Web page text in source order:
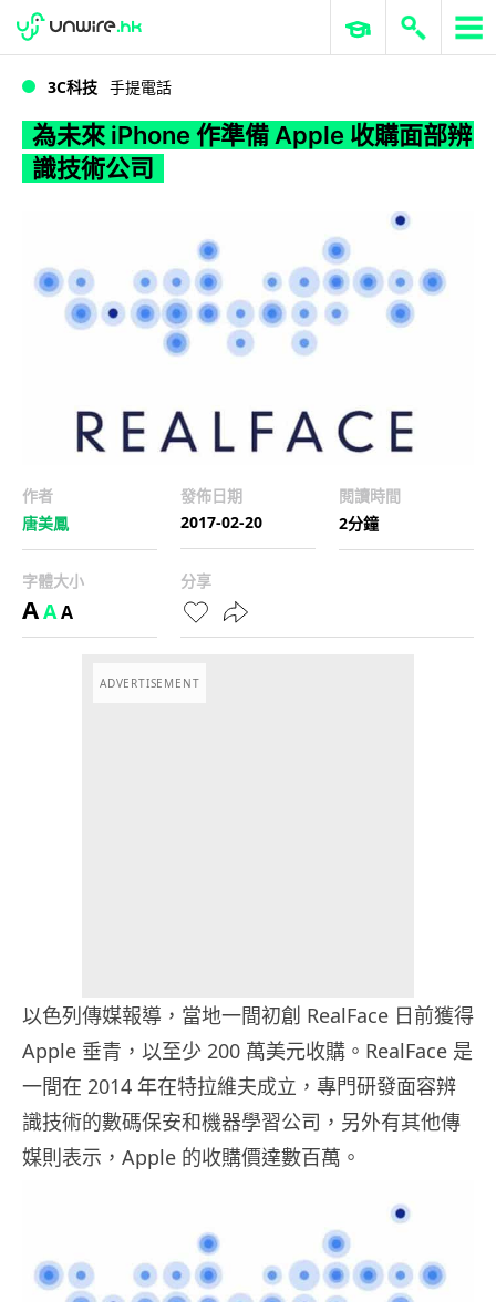
WWDC 2026 ERP 與商業 AI
3C科技 手提電話
為未來 iPhone 作準備 Apple 收購面部辨
識技術公司
作者
唐美鳳
發佈日期
2017-02-20
閱讀時間
2分鐘
字體大小
AAA
分享
ADVERTISEMENT
以色列傳媒報導，當地一間初創 RealFace 日前獲得
Apple 垂青，以至少 200 萬美元收購。RealFace 是
一間在 2014 年在特拉維夫成立，專門研發面容辨
識技術的數碼保安和機器學習公司，另外有其他傳
媒則表示，Apple 的收購價達數百萬。